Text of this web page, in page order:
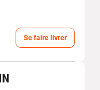
Se faire livrer